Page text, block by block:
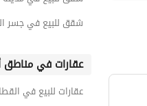
شقق للبيع في جسر
عقارات في مناطق
عقارات للبيع في